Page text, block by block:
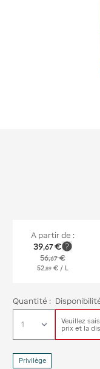
Pommery
A partir de :
39,67€
56,67€
52 ,89 € / L
Quantité :
Veuillez
prix et la
Privilège